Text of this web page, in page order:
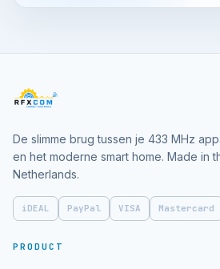
De slimme brug tussen je 433 MHz
en het moderne smart home. Made in
Netherlands.
iDEAL PayPal VISA Mastercard
PRODUCT